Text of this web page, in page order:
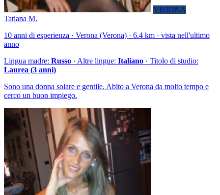
VISIONA
Tatiana M.
10 anni di esperienza · Verona (Verona) · 6.4 km · vista nell'ultimo
anno
Lingua madre: Russo · Altre lingue: Italiano · Titolo di studio:
Laurea (3 anni)
Sono una donna solare e gentile. Abito a Verona da molto tempo e
cerco un buon impiego.